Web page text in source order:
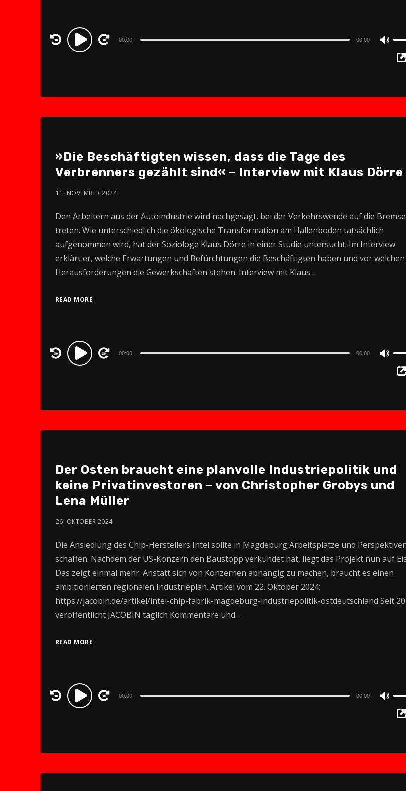
Audio
Player
00:00 00:00
»Die Beschäftigten wissen, dass die Tage des
Verbrenners gezählt sind« – Interview mit Klaus Dörre
11. NOVEMBER 2024
Den Arbeitern aus der Autoindustrie wird nachgesagt, bei der Verkehrswende auf die
treten. Wie unterschiedlich die ökologische Transformation am Hallenboden tatsächlich
aufgenommen wird, hat der Soziologe Klaus Dörre in einer Studie untersucht. Im Interview
erklärt er, welche Erwartungen und Befürchtungen die Beschäftigten haben und vor welchen
Herausforderungen die Gewerkschaften stehen. Interview mit Klaus…
READ MORE
Audio
Player
00:00 00:00
Der Osten braucht eine planvolle Industriepolitik und
keine Privatinvestoren – von Christopher Grobys und
Lena Müller
26. OKTOBER 2024
Die Ansiedlung des Chip-Herstellers Intel sollte in Magdeburg Arbeitsplätze und Perspektiven
schaffen. Nachdem der US-Konzern den Baustopp verkündet hat, liegt das Projekt nun auf
Das zeigt einmal mehr: Anstatt sich von Konzernen abhängig zu machen, braucht es einen
ambitionierten regionalen Industrieplan. Artikel vom 22. Oktober 2024:
https://jacobin.de/artikel/intel-chip-fabrik-magdeburg-industriepolitik-ostdeutschland Seit
veröffentlicht JACOBIN täglich Kommentare und…
READ MORE
Audio
Player
00:00 00:00